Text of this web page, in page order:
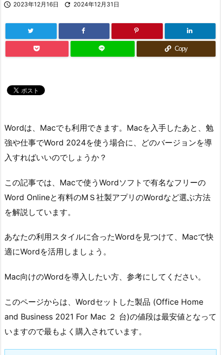
 2023年12月16日  2024年12月31日
Copy
Wordは、Macでも利用できます。Macを入手したあと、勉
強や仕事でWord 2024を使う場合に、どのバージョンを導
入すればいいのでしょうか？
この記事では、Macで使うWordソフトで有名なフリーの
Word Onlineと有料のMＳ社製アプリのWordなど選ぶ方法
を解説しています。
あなたの利用スタイルに合ったWordを見つけて、Macで快
適にWordを活用しましょう。
Mac向けのWordを導入したい方、参考にしてください。
このページからは、Wordセットした製品 (Office Home
and Business 2021 For Mac ２ 台)の値段は最安値となって
いますので最もよく購入されています。